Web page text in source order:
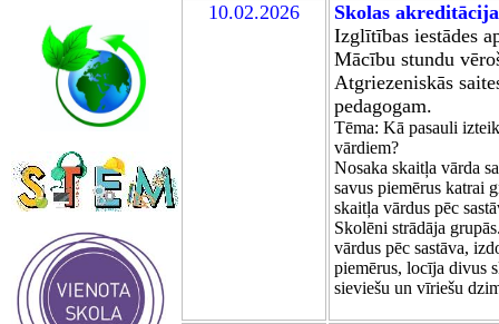
10.02.2026
Skolas akreditācija
Izglītības iestādes
Mācību stundu
Atgriezeniskās
pedagogam.
Tēma: Kā pasauli
vārdiem?
Nosaka skaitļa vārda
savus piemērus katrai
skaitļa vārdus pēc
Skolēni strādāja
vārdus pēc sastāva,
piemērus, locīja divus
sieviešu un vīriešu